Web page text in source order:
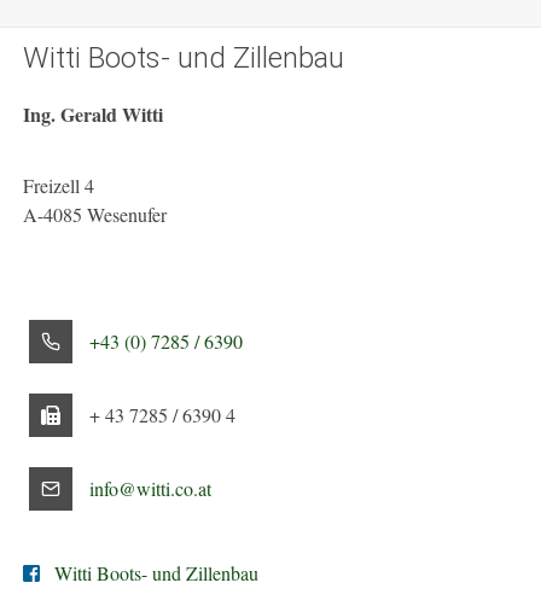
Witti Boots- und Zillenbau
Ing. Gerald Witti
Freizell 4
A-4085 Wesenufer
+43 (0) 7285 / 6390
+ 43 7285 / 6390 4
info@witti.co.at
Witti Boots- und Zillenbau